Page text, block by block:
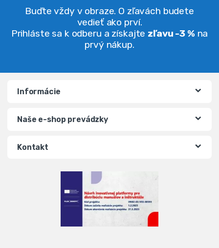
Buďte vždy v obraze. O zľavách budete
vedieť ako prví.
Prihláste sa k odberu a získajte zľavu -3 % na
prvý nákup.
Informácie
Naše e-shop prevádzky
Kontakt